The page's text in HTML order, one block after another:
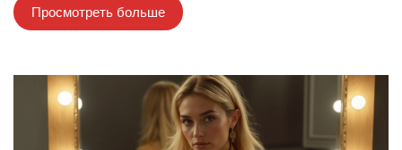
повседневной и формальной одежде.
Просмотреть больше